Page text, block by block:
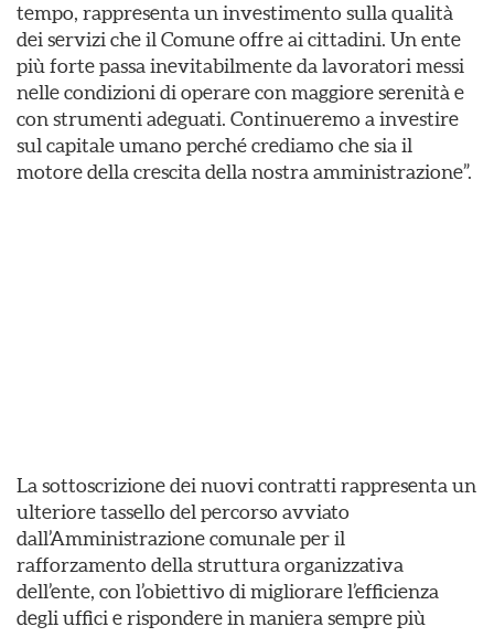
tempo, rappresenta un investimento sulla qualità
dei servizi che il Comune offre ai cittadini. Un ente
più forte passa inevitabilmente da lavoratori messi
nelle condizioni di operare con maggiore serenità e
con strumenti adeguati. Continueremo a investire
sul capitale umano perché crediamo che sia il
motore della crescita della nostra amministrazione”.
La sottoscrizione dei nuovi contratti rappresenta un
ulteriore tassello del percorso avviato
dall’Amministrazione comunale per il
rafforzamento della struttura organizzativa
dell’ente, con l’obiettivo di migliorare l’efficienza
degli uffici e rispondere in maniera sempre più